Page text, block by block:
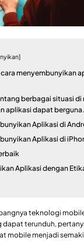
menyembunyikan
berbagai situasi di
aplikasi dapat berguna.
Aplikasi di
Aplikasi di
Aplikasi dengan
teknologi
dapat terunduh,
mobile menjadi